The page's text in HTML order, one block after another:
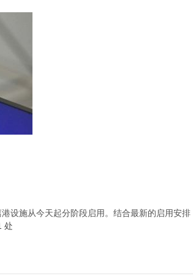
施从今天起分阶段启用。结合最新的启用安
处